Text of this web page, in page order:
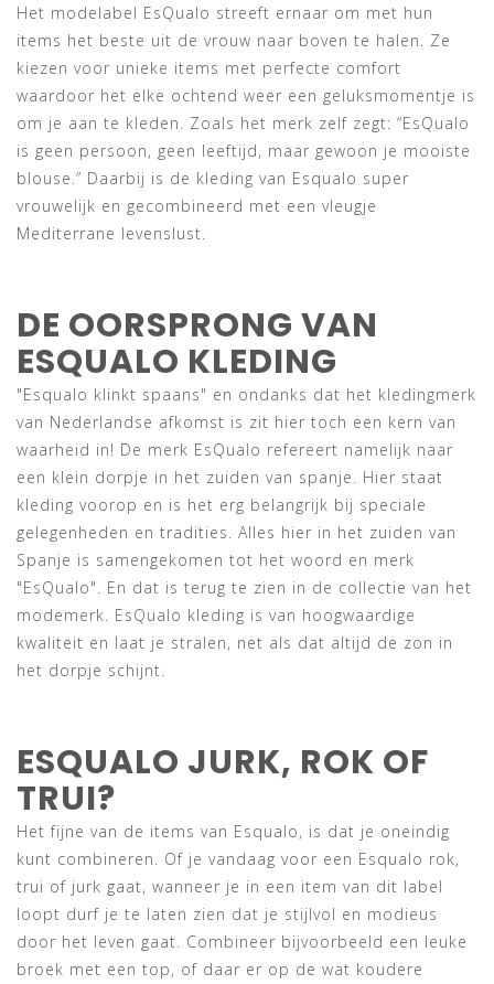
Het modelabel EsQualo streeft ernaar om met hun
items het beste uit de vrouw naar boven te halen. Ze
kiezen voor unieke items met perfecte comfort
waardoor het elke ochtend weer een geluksmomentje is
om je aan te kleden. Zoals het merk zelf zegt: “EsQualo
is geen persoon, geen leeftijd, maar gewoon je mooiste
blouse.” Daarbij is de kleding van Esqualo super
vrouwelijk en gecombineerd met een vleugje
Mediterrane levenslust.
DE OORSPRONG VAN
ESQUALO KLEDING
"Esqualo klinkt spaans" en ondanks dat het kledingmerk
van Nederlandse afkomst is zit hier toch een kern van
waarheid in! De merk EsQualo refereert namelijk naar
een klein dorpje in het zuiden van spanje. Hier staat
kleding voorop en is het erg belangrijk bij speciale
gelegenheden en tradities. Alles hier in het zuiden van
Spanje is samengekomen tot het woord en merk
"EsQualo". En dat is terug te zien in de collectie van het
modemerk. EsQualo kleding is van hoogwaardige
kwaliteit en laat je stralen, net als dat altijd de zon in
het dorpje schijnt.
ESQUALO JURK, ROK OF
TRUI?
Het fijne van de items van Esqualo, is dat je oneindig
kunt combineren. Of je vandaag voor een Esqualo rok,
trui of jurk gaat, wanneer je in een item van dit label
loopt durf je te laten zien dat je stijlvol en modieus
door het leven gaat. Combineer bijvoorbeeld een leuke
broek met een top, of daar er op de wat koudere